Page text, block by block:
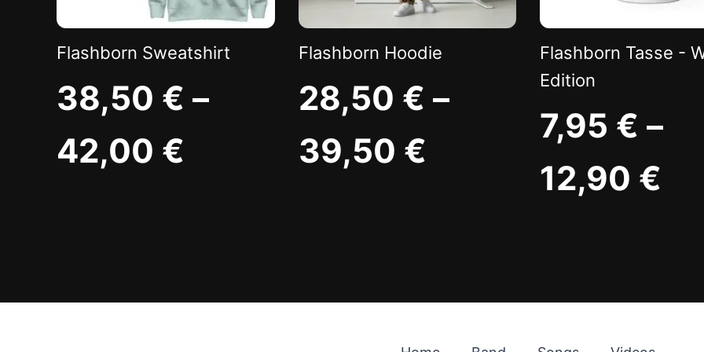
Flashborn Sweatshirt
38,50 € –
42,00 €
Flashborn Hoodie
28,50 € –
39,50 €
Flashborn Tasse -
Edition
7,95 € –
12,90 €